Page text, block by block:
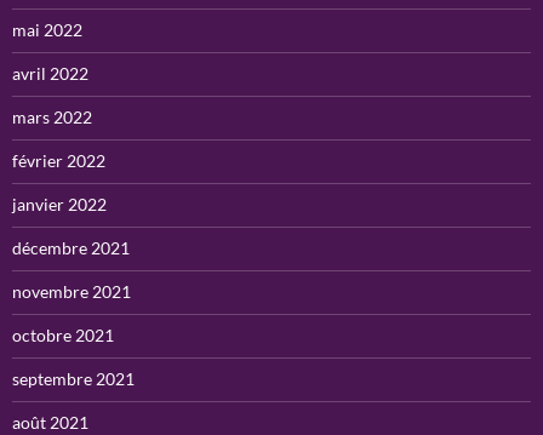
mai 2022
avril 2022
mars 2022
février 2022
janvier 2022
décembre 2021
novembre 2021
octobre 2021
septembre 2021
août 2021